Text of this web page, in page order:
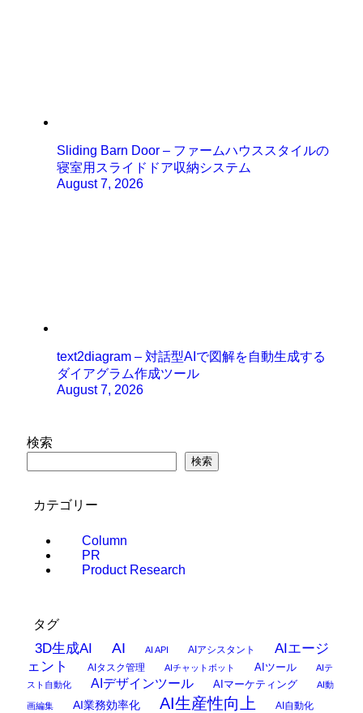
Sliding Barn Door – ファームハウススタイルの
寝室用スライドドア収納システム
August 7, 2026
text2diagram – 対話型AIで図解を自動生成する
ダイアグラム作成ツール
August 7, 2026
検索
検索
カテゴリー
Column
PR
Product Research
タグ
3D生成AI AI AI API AIアシスタント
AIエージ
ェント
AIタスク管理 AIチャットボット AIツール
AIテ
スト自動化
AIデザインツール AIマーケティング AI動
画編集 AI業務効率化 AI生産性向上 AI自動化